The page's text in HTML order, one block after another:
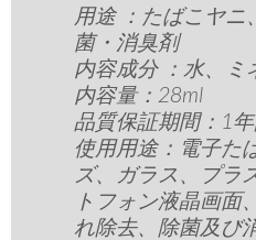
用途 ： たばこヤニ
菌・消臭剤
内容成分 ： 水、ミ
内容量： 28ml
品質保証期間： 1
使用用途： 電子た
ズ、ガラス、プラ
トフォン液晶画面
れ除去、除菌及び